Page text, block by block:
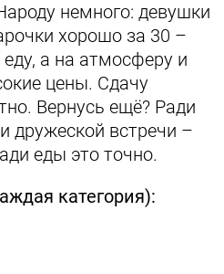
немного: девушки
хорошо за 30 –
а на атмосферу и
цены. Сдачу
Вернусь ещё? Ради
дружеской встречи –
еды это точно.
категория):